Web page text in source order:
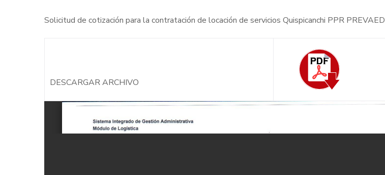
Solicitud de cotización para la contratación de locación de servicios Quispicanchi PPR PREVAED
DESCARGAR ARCHIVO